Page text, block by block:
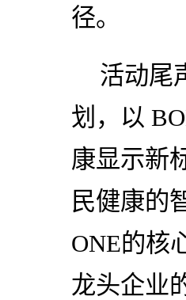
径。
活动尾
划，以
康显示新
民健康的
ONE的核
龙头企业